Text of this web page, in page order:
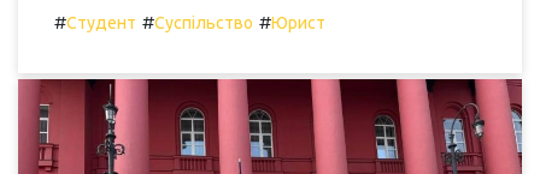
#Студент #Суспільство #Юрист